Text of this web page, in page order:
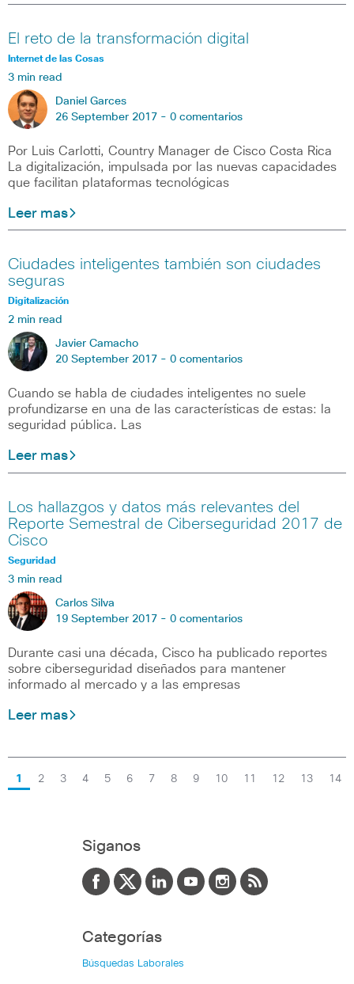
El reto de la transformación digital
Internet de las Cosas
3 min read
Daniel Garces
26 September 2017 - 0 comentarios
Por Luis Carlotti, Country Manager de Cisco Costa Rica
La digitalización, impulsada por las nuevas capacidades
que facilitan plataformas tecnológicas
Leer mas
Ciudades inteligentes también son ciudades
seguras
Digitalización
2 min read
Javier Camacho
20 September 2017 - 0 comentarios
Cuando se habla de ciudades inteligentes no suele
profundizarse en una de las características de estas: la
seguridad pública. Las
Leer mas
Los hallazgos y datos más relevantes del
Reporte Semestral de Ciberseguridad 2017 de
Cisco
Seguridad
3 min read
Carlos Silva
19 September 2017 - 0 comentarios
Durante casi una década, Cisco ha publicado reportes
sobre ciberseguridad diseñados para mantener
informado al mercado y a las empresas
Leer mas
1 2 3 4 5 6 7 8 9 10 11 12 13 14
Siganos
Categorías
Búsquedas Laborales